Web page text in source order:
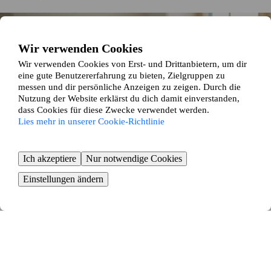
Wir verwenden Cookies
Wir verwenden Cookies von Erst- und Drittanbietern, um dir
eine gute Benutzererfahrung zu bieten, Zielgruppen zu
messen und dir persönliche Anzeigen zu zeigen. Durch die
Nutzung der Website erklärst du dich damit einverstanden,
dass Cookies für diese Zwecke verwendet werden.
Lies mehr in unserer Cookie-Richtlinie
Ich akzeptiere
Nur notwendige Cookies
Einstellungen ändern
So funktioniert es
Wir gleichen dein Zuhause und deine Wünsche mit den Angaben
unserer anderen Wohnungstauschenden ab und präsentieren dir
passende Tauschvorschläge die auf deinen Vorlieben basieren.
Erstelle deine Anzeige